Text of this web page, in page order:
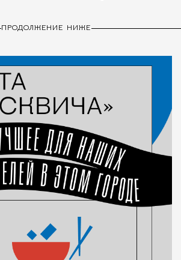
ПРОДОЛЖЕНИЕ НИЖЕ